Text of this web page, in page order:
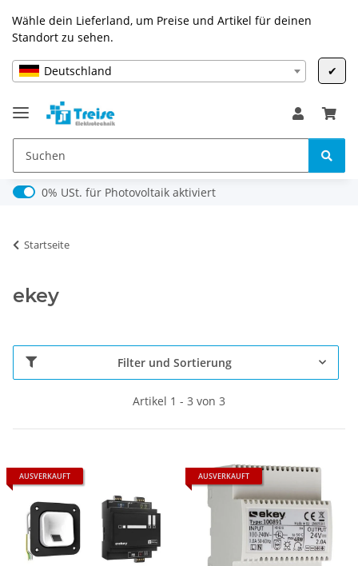
Wähle dein Lieferland, um Preise und Artikel für deinen
Standort zu sehen.
Deutschland ✔
0% USt. für Photovoltaik (§ 12 Abs. 3 UStG)
0% USt. für Photovoltaik aktiviert
Startseite
ekey
Filter und Sortierung
Artikel 1 - 3 von 3
AUSVERKAUFT AUSVERKAUFT